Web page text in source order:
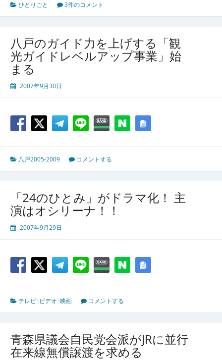
ひとりごと 3件のコメント
八戸のガイド力を上げする「観
光ガイドレベルアップ事業」始
まる
2007年9月30日
八戸2005-2009 コメントする
「24のひとみ」がドラマ化！ 主
演はオシリーナ！！
2007年9月29日
テレビ･ビデオ･映画 コメントする
青森県議会自民党会派がJRに並行
在来線無償譲渡を求める